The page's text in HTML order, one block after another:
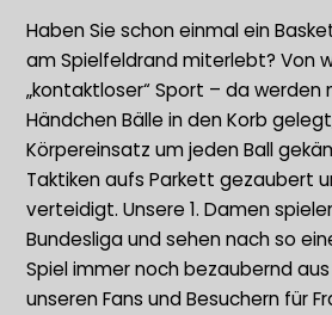
Haben Sie schon einmal ein
am Spielfeldrand miterlebt? Von
„kontaktloser“ Sport – da
Händchen Bälle in den Korb
Körpereinsatz um jeden Ball
Taktiken aufs Parkett gezaubert
verteidigt. Unsere 1. Damen
Bundesliga und sehen nach so
Spiel immer noch bezaubernd
unseren Fans und Besuchern für